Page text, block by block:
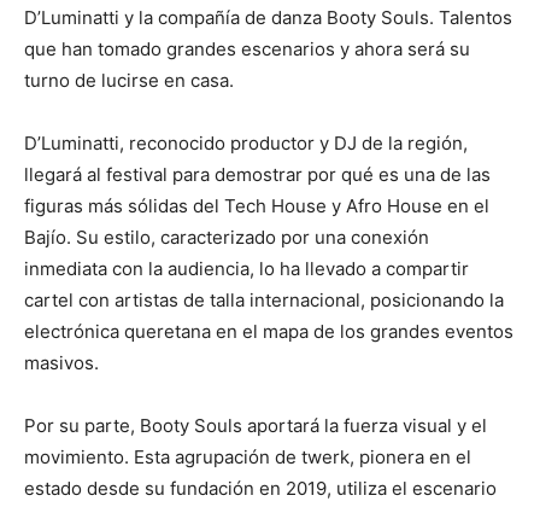
D’Luminatti y la compañía de danza Booty Souls. Talentos
que han tomado grandes escenarios y ahora será su
turno de lucirse en casa.
D’Luminatti, reconocido productor y DJ de la región,
llegará al festival para demostrar por qué es una de las
figuras más sólidas del Tech House y Afro House en el
Bajío. Su estilo, caracterizado por una conexión
inmediata con la audiencia, lo ha llevado a compartir
cartel con artistas de talla internacional, posicionando la
electrónica queretana en el mapa de los grandes eventos
masivos.
Por su parte, Booty Souls aportará la fuerza visual y el
movimiento. Esta agrupación de twerk, pionera en el
estado desde su fundación en 2019, utiliza el escenario